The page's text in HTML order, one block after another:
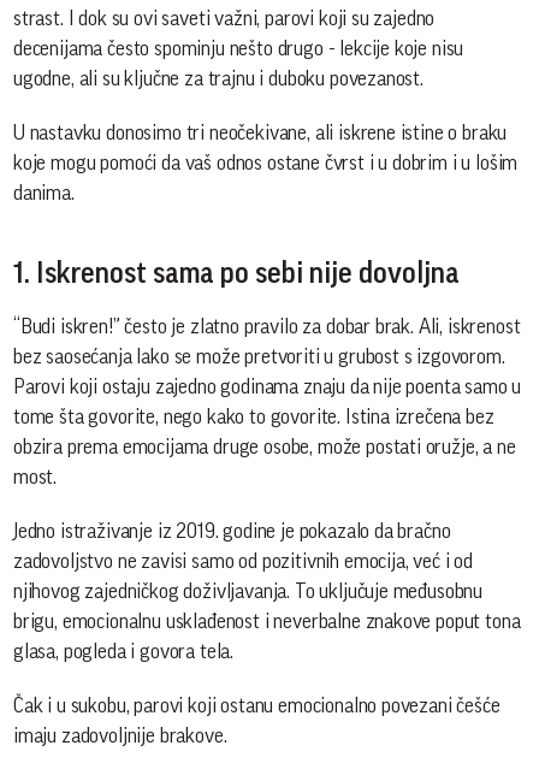
strast. I dok su ovi saveti važni, parovi koji su zajedno
decenijama često spominju nešto drugo - lekcije koje nisu
ugodne, ali su ključne za trajnu i duboku povezanost.
U nastavku donosimo tri neočekivane, ali iskrene istine o braku
koje mogu pomoći da vaš odnos ostane čvrst i u dobrim i u lošim
danima.
1. Iskrenost sama po sebi nije dovoljna
“Budi iskren!” često je zlatno pravilo za dobar brak. Ali, iskrenost
bez saosećanja lako se može pretvoriti u grubost s izgovorom.
Parovi koji ostaju zajedno godinama znaju da nije poenta samo u
tome šta govorite, nego kako to govorite. Istina izrečena bez
obzira prema emocijama druge osobe, može postati oružje, a ne
most.
Jedno istraživanje iz 2019. godine je pokazalo da bračno
zadovoljstvo ne zavisi samo od pozitivnih emocija, već i od
njihovog zajedničkog doživljavanja. To uključuje međusobnu
brigu, emocionalnu usklađenost i neverbalne znakove poput tona
glasa, pogleda i govora tela.
Čak i u sukobu, parovi koji ostanu emocionalno povezani češće
imaju zadovoljnije brakove.